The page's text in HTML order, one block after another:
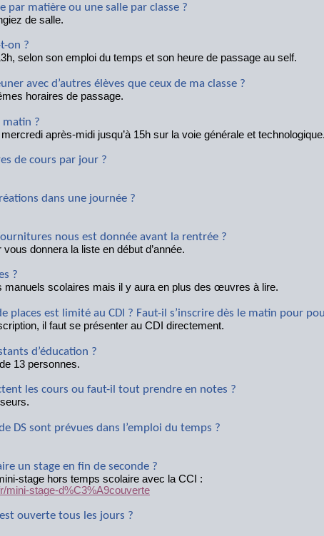
par matière ou une salle par classe ?
de salle.
on ?
selon son emploi du temps et son heure de passage au self.
avec d’autres élèves que ceux de ma classe ?
horaires de passage.
matin ?
après-midi jusqu’à 15h sur la voie générale et technologique.
de cours par jour ?
dans une journée ?
nous est donnée avant la rentrée ?
donnera la liste en début d’année.
?
manuels scolaires mais il y aura en plus des œuvres à lire.
places est limité au CDI ? Faut-il s’inscrire dès le matin pour
il faut se présenter au CDI directement.
d’éducation ?
13 personnes.
les cours ou faut-il tout prendre en notes ?
DS sont prévues dans l’emploi du temps ?
un stage en fin de seconde ?
stage hors temps scolaire avec la CCI :
mini-stage-d%C3%A9couverte
ouverte tous les jours ?